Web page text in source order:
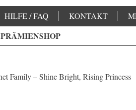
HILFE / FAQ KONTAKT
PRÄMIENSHOP